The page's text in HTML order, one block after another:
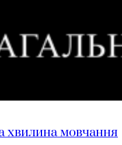
хвилина мовчання